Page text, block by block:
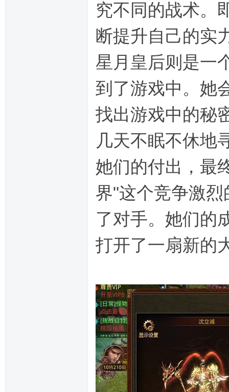
究不同的战术。
断提升自己的实
星月皇后则是一
到了游戏中。她
找出游戏中的秘
几天不眠不休地
她们的付出，最
界"这个竞争激
了对手。她们的
打开了一扇新的